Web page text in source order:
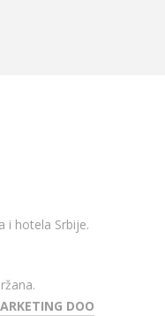
i hotela Srbije.
DOO